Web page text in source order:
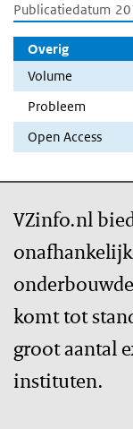
Publicatiedatum
Overig
Volume
Probleem
Open Access
VZinfo.nl
komt tot
groot aantal
instituten.